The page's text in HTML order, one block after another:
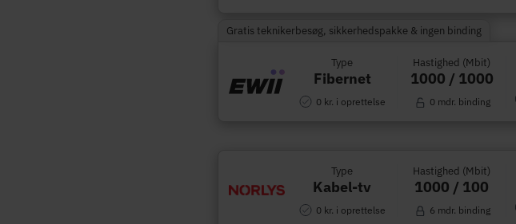
Gratis teknikerbesøg, sikkerhedspakke & ingen binding
Type
Fibernet
0 kr. i oprettelse
Hastighed (Mbit)
1000 / 1000
0 mdr. binding
Type
Kabel-tv
0 kr. i oprettelse
Hastighed (Mbit)
1000 / 100
6 mdr. binding